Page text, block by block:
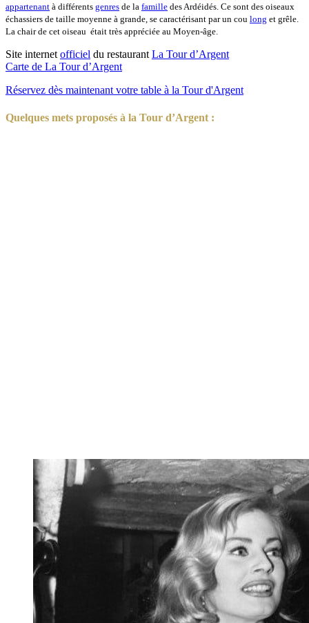
appartenant à différents genres de la famille des Ardéidés. Ce sont des oiseaux
échassiers de taille moyenne à grande, se caractérisant par un cou long et grêle.
La chair de cet oiseau était très appréciée au Moyen-âge.
Site internet officiel du restaurant La Tour d’Argent
Carte de La Tour d’Argent
Réservez dès maintenant votre table à la Tour d'Argent
Quelques mets proposés à la Tour d’Argent :